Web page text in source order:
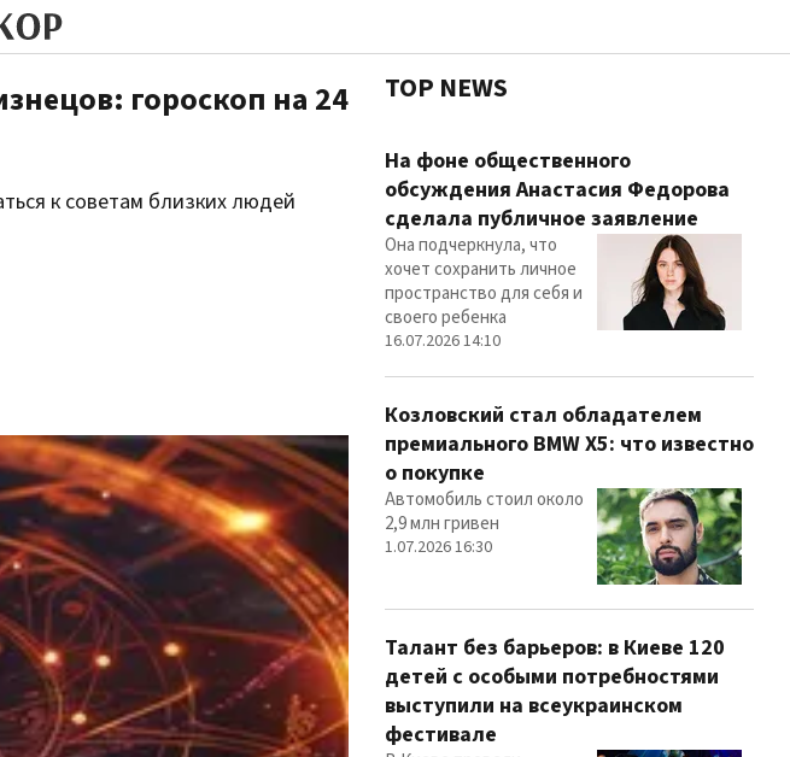
гороскоп на 24
к советам близких людей
TOP NEWS
На фоне общественного
обсуждения Анастасия Федорова
сделала публичное заявление
Она подчеркнула, что
хочет сохранить личное
пространство для себя и
своего ребенка
16.07.2026 14:10
Козловский стал обладателем
премиального BMW X5: что известно
о покупке
Автомобиль стоил около
2,9 млн гривен
1.07.2026 16:30
Талант без барьеров: в Киеве 120
детей с особыми потребностями
выступили на всеукраинском
фестивале